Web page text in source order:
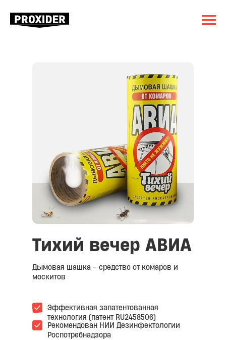
Дымовая шашка - средство от комаров и
москитов
Тихий вечер АВИА
Рекомендован НИИ Дезинфектологии
Роспотребнадзора
Эффективная запатентованная
технология (патент RU2458506)